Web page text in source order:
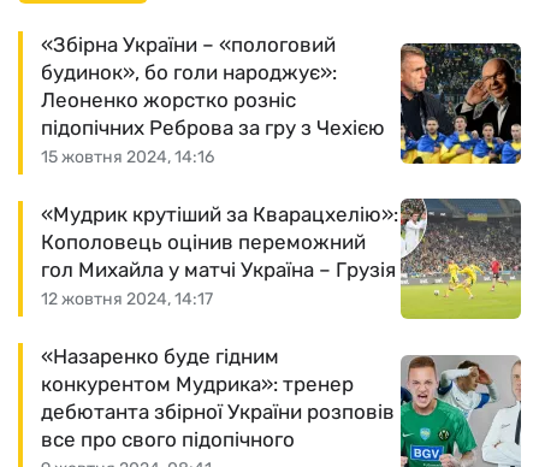
15 жовтня 2024, 14:16
«Збірна України – «пологовий
будинок», бо голи народжує»:
Леоненко жорстко розніс
підопічних Реброва за гру з Чехією
12 жовтня 2024, 14:17
«Мудрик крутіший за Кварацхелію»:
Кополовець оцінив переможний
гол Михайла у матчі Україна – Грузія
«Назаренко буде гідним
конкурентом Мудрика»: тренер
дебютанта збірної України розповів
все про свого підопічного